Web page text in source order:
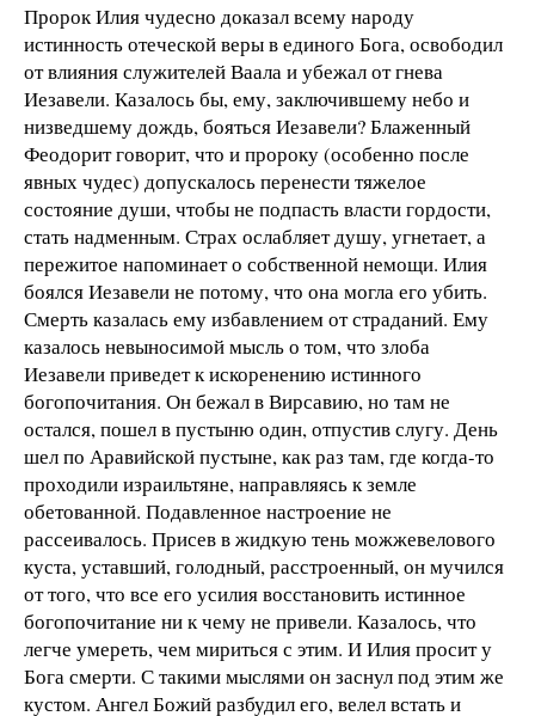
Пророк Илия чудесно доказал всему народу
истинность отеческой веры в единого Бога, освободил
от влияния служителей Ваала и убежал от гнева
Иезавели. Казалось бы, ему, заключившему небо и
низведшему дождь, бояться Иезавели? Блаженный
Феодорит говорит, что и пророку (особенно после
явных чудес) допускалось перенести тяжелое
состояние души, чтобы не подпасть власти гордости,
стать надменным. Страх ослабляет душу, угнетает, а
пережитое напоминает о собственной немощи. Илия
боялся Иезавели не потому, что она могла его убить.
Смерть казалась ему избавлением от страданий. Ему
казалось невыносимой мысль о том, что злоба
Иезавели приведет к искоренению истинного
богопочитания. Он бежал в Вирсавию, но там не
остался, пошел в пустыню один, отпустив слугу. День
шел по Аравийской пустыне, как раз там, где когда-то
проходили израильтяне, направляясь к земле
обетованной. Подавленное настроение не
рассеивалось. Присев в жидкую тень можжевелового
куста, уставший, голодный, расстроенный, он мучился
от того, что все его усилия восстановить истинное
богопочитание ни к чему не привели. Казалось, что
легче умереть, чем мириться с этим. И Илия просит у
Бога смерти. С такими мыслями он заснул под этим же
кустом. Ангел Божий разбудил его, велел встать и